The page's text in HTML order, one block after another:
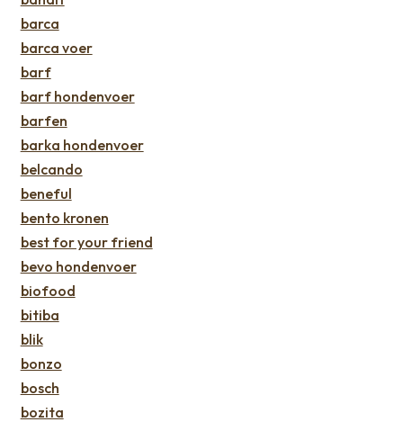
barca
barca voer
barf
barf hondenvoer
barfen
barka hondenvoer
belcando
beneful
bento kronen
best for your friend
bevo hondenvoer
biofood
bitiba
blik
bonzo
bosch
bozita